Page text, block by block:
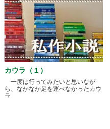
カウラ（１）
一度は行ってみたいと思いなが
ら、なかなか足を運べなかったカウ
ラ.....